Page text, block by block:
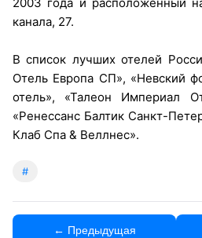
канала, 27.
В список лучших отелей
Отель Европа СП», «Невский
отель», «Талеон Империал
«Ренессанс Балтик Санкт-
Клаб Спа & Веллнес».
#
← Предыдущая